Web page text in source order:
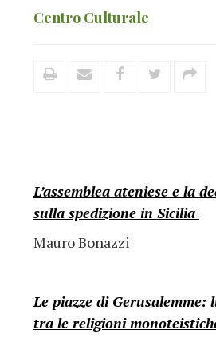
Centro Culturale
L’assemblea ateniese e la
sulla spedizione in Sicilia
Mauro Bonazzi
Le piazze di
tra le religioni